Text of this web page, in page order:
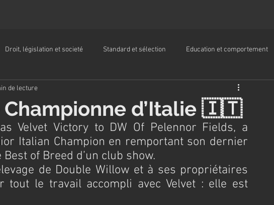
Droit, législation et societé Standard et sélection Education et comportement
Championne d’Italie 🇮🇹
de lecture
Velvet Victory to DW Of Pelennor Fields, a
Italian Champion en remportant son dernier
of Breed d’un club show.
de Double Willow et à ses propriétaires
tout le travail accompli avec Velvet : elle est